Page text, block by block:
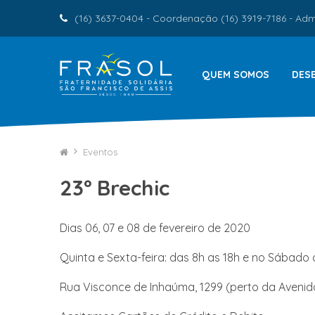
(16) 3637-0404 - Coordenação (16) 3919-7186 -
QUEM SOMOS
Eventos
23º Brechic
Dias 06, 07 e 08 de fevereiro de 2020
Quinta e Sexta-feira: das 8h as 18h e no Sábado
Rua Visconce de Inhaúma, 1299 (perto da